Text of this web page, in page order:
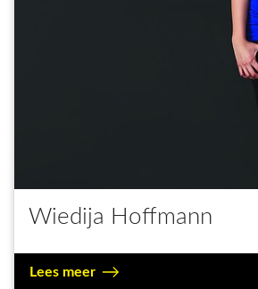
Wiedija Hoffmann
Lees meer